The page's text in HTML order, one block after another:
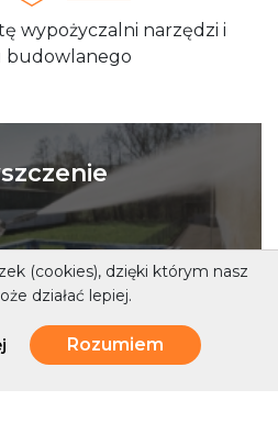
wypożyczalni narzędzi i
budowlanego
(cookies), dzięki którym nasz
działać lepiej.
Rozumiem